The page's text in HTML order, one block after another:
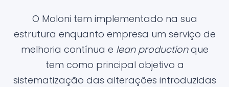
O Moloni tem implementado na sua
estrutura enquanto empresa um serviço de
melhoria contínua e lean productionque
tem como principal objetivo a
sistematização das alterações introduzidas